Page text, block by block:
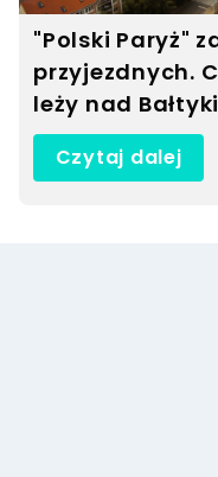
"Polski Paryż"
przyjezdnych.
leży nad
Czytaj dalej